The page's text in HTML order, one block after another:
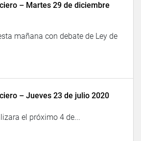
– Martes 29 de diciembre
mañana con debate de Ley de
– Jueves 23 de julio 2020
el próximo 4 de...